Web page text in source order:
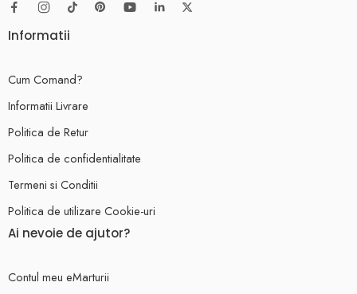
Informatii
Cum Comand?
Informatii Livrare
Politica de Retur
Politica de confidentialitate
Termeni si Conditii
Politica de utilizare Cookie-uri
Ai nevoie de ajutor?
Contul meu eMarturii